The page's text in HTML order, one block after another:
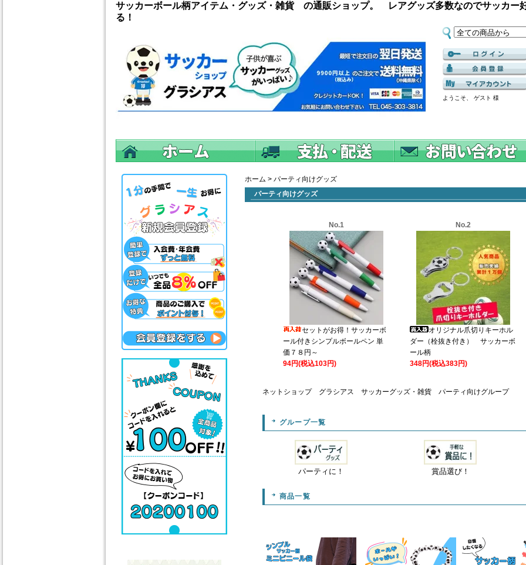
サッカーボール柄アイテム・グッズ・雑貨 の通販ショップ。 レアグッズ多数なのでサッカー
る！
ようこそ、 ゲスト 様
ホーム > パーティ向けグッズ
パーティ向けグッズ
No.1
セットがお得！サッカーボ
ール付きシンプルボールペン 単
価７８円～
94円(税込103円)
No.2
オリジナル爪切りキーホル
ダー（栓抜き付き） サッカーボ
ール柄
348円(税込383円)
ネットショップ グラシアス サッカーグッズ・雑貨 パーティ向けグループ
グループ一覧
パーティに！ 賞品選び！
商品一覧